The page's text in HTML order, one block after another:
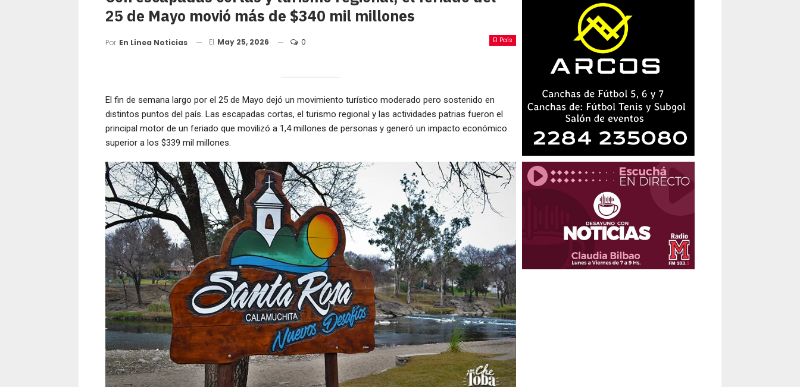
25 de Mayo movió más de $340 mil millones
El País
Por En Linea Noticias El May 25, 2026 0
El fin de semana largo por el 25 de Mayo dejó un movimiento turístico moderado pero sostenido en
distintos puntos del país. Las escapadas cortas, el turismo regional y las actividades patrias fueron el
principal motor de un feriado que movilizó a 1,4 millones de personas y generó un impacto económico
superior a los $339 mil millones.